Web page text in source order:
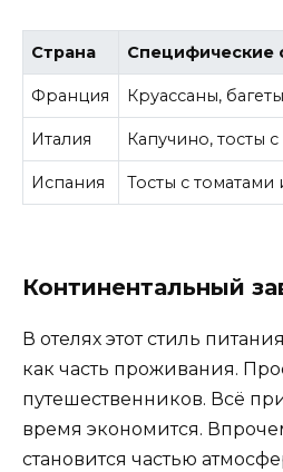
Страна Специфические
Франция Круассаны,
Италия Капучино, тосты
Испания Тосты с
Континентальный
В отелях этот стиль
как часть проживания.
путешественников. Всё
время экономится.
становится частью